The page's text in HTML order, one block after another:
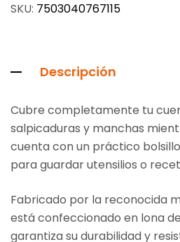
SKU: 7503040767115
Descripción
Cubre completamente tu
salpicaduras y manchas
cuenta con un práctico
para guardar utensilios o
Fabricado por la reconocida
está confeccionado en lona
garantiza su durabilidad y